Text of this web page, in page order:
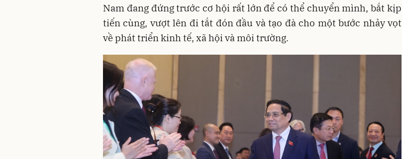
Nam đang đứng trước cơ hội rất lớn để có thể chuyển mình, bắt kịp
tiến cùng, vượt lên đi tắt đón đầu và tạo đà cho một bước nhảy vọt
về phát triển kinh tế, xã hội và môi trường.